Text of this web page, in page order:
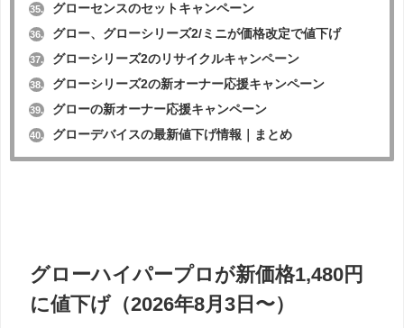
35. グローセンスのセットキャンペーン
36. グロー、グローシリーズ2/ミニが価格改定で値下げ
37. グローシリーズ2のリサイクルキャンペーン
38. グローシリーズ2の新オーナー応援キャンペーン
39. グローの新オーナー応援キャンペーン
40. グローデバイスの最新値下げ情報｜まとめ
グローハイパープロが新価格1,480円
に値下げ（2026年8月3日〜）